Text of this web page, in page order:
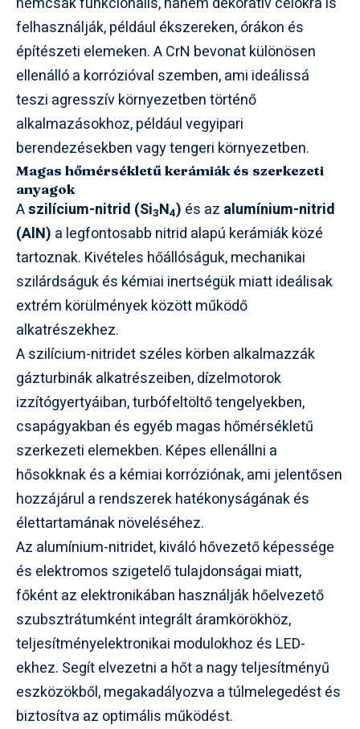
felhasználják, például ékszereken, órákon és
építészeti elemeken. A CrN bevonat különösen
ellenálló a korrózióval szemben, ami ideálissá
teszi agresszív környezetben történő
alkalmazásokhoz, például vegyipari
berendezésekben vagy tengeri környezetben.
Magas hőmérsékletű kerámiák és szerkezeti
anyagok
Aszilícium-nitrid (Si3N4) és az alumínium-nitrid
(AlN) a legfontosabb nitrid alapú kerámiák közé
tartoznak. Kivételes hőállóságuk, mechanikai
szilárdságuk és kémiai inertségük miatt ideálisak
extrém körülmények között működő
alkatrészekhez.
A szilícium-nitridet széles körben alkalmazzák
gázturbinák alkatrészeiben, dízelmotorok
izzítógyertyáiban, turbófeltöltő tengelyekben,
csapágyakban és egyéb magas hőmérsékletű
szerkezeti elemekben. Képes ellenállni a
hősokknak és a kémiai korróziónak, ami jelentősen
hozzájárul a rendszerek hatékonyságának és
élettartamának növeléséhez.
Az alumínium-nitridet, kiváló hővezető képessége
és elektromos szigetelő tulajdonságai miatt,
főként az elektronikában használják hőelvezető
szubsztrátumként integrált áramkörökhöz,
teljesítményelektronikai modulokhoz és LED-
ekhez. Segít elvezetni a hőt a nagy teljesítményű
eszközökből, megakadályozva a túlmelegedést és
biztosítva az optimális működést.